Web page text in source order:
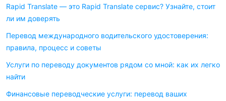
Rapid Translate — это Rapid Translate сервис? Узнайте, стоит
ли им доверять
Перевод международного водительского удостоверения:
правила, процесс и советы
Услуги по переводу документов рядом со мной: как их легко
найти
Финансовые переводческие услуги: перевод ваших